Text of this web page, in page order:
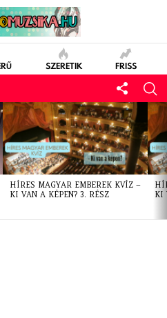
SZERETIK FRISS
HÍRES MAGYAR EMBEREK KVÍZ –
KI VAN A KÉPEN? 3. RÉSZ
KI